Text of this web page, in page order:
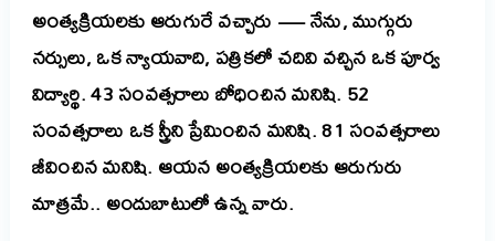
అంత్యక్రియలకు ఆరుగురే వచ్చారు — నేను, ముగ్గురు
నర్సులు, ఒక న్యాయవాది, పత్రికలో చదివి వచ్చిన ఒక పూర్వ
విద్యార్థి. 43 సంవత్సరాలు బోధించిన మనిషి. 52
సంవత్సరాలు ఒక స్త్రీని ప్రేమించిన మనిషి. 81 సంవత్సరాలు
జీవించిన మనిషి. ఆయన అంత్యక్రియలకు ఆరుగురు
మాత్రమే.. అందుబాటులో ఉన్న వారు.